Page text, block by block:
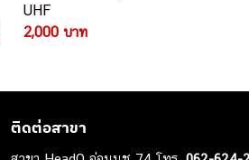
UHF
2,000 บาท
ติดต่อสาขา